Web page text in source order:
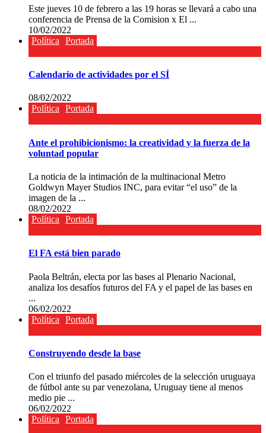
Este jueves 10 de febrero a las 19 horas se llevará a cabo una
conferencia de Prensa de la Comision x El ...
10/02/2022
Política
Portada
Calendario de actividades por el SÍ
08/02/2022
Política Portada
Ante el prohibicionismo: la creatividad y la fuerza de la
voluntad popular
La noticia de la intimación de la multinacional Metro
Goldwyn Mayer Studios INC, para evitar “el uso” de la
imagen de la ...
08/02/2022
Política
Portada
El FA está bien parado
Paola Beltrán, electa por las bases al Plenario Nacional,
analiza los desafíos futuros del FA y el papel de las bases en
...
06/02/2022
Política
Portada
Construyendo desde la base
Con el triunfo del pasado miércoles de la selección uruguaya
de fútbol ante su par venezolana, Uruguay tiene al menos
medio pie ...
06/02/2022
Política
Portada